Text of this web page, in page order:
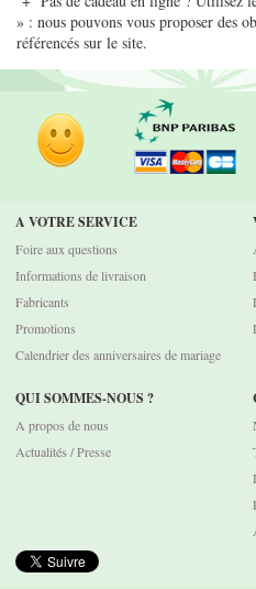
» : nous pouvons vous proposer des
référencés sur le site.
A VOTRE SERVICE
Foire aux questions
Informations de livraison
Fabricants
Promotions
Calendrier des anniversaires de mariage
QUI SOMMES-NOUS ?
A propos de nous
Actualités / Presse